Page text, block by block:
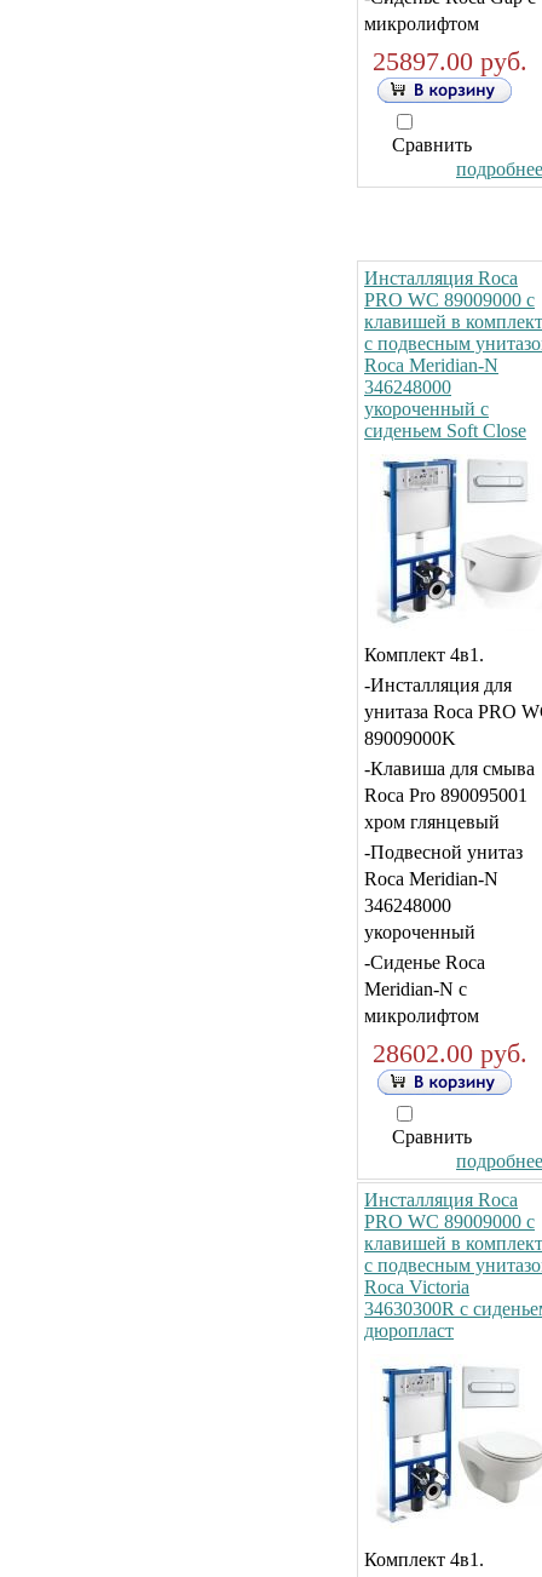
микролифтом
25897.00 руб.
Сравнить
Инсталляция Roca
PRO WC 89009000 с
клавишей в
с подвесным
Roca Meridian-N
346248000
укороченный с
сиденьем Soft Close
Комплект 4в1.
-Инсталляция для
унитаза Roca PRO
89009000K
-Клавиша для смыва
Roca Pro 890095001
хром глянцевый
-Подвесной унитаз
Roca Meridian-N
346248000
укороченный
-Сиденье Roca
Meridian-N с
микролифтом
28602.00 руб.
Сравнить
Инсталляция Roca
PRO WC 89009000 с
клавишей в
с подвесным
Roca Victoria
34630300R с
дюропласт
Комплект 4в1.